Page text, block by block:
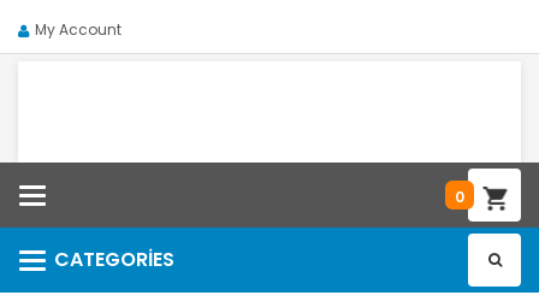
My Account
0
CATEGORIES
Categories